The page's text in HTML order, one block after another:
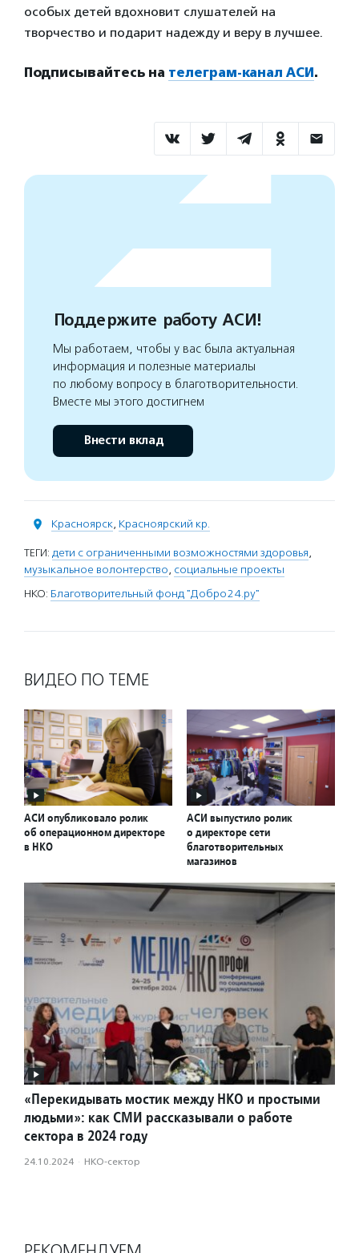
особых детей вдохновит слушателей на
творчество и подарит надежду и веру в лучшее.
Подписывайтесь на телеграм-канал АСИ.
Поддержите работу АСИ!
Мы работаем, чтобы у вас была актуальная
информация и полезные материалы
по любому вопросу в благотворительности.
Вместе мы этого достигнем
Внести вклад
Красноярск, Красноярский кр.
ТЕГИ: дети с ограниченными возможностями здоровья,
музыкальное волонтерство, социальные проекты
НКО: Благотворительный фонд "Добро24.ру"
ВИДЕО ПО ТЕМЕ
АСИ опубликовало ролик
об операционном директоре
в НКО
АСИ выпустило ролик
о директоре сети
благотворительных
магазинов
«Перекидывать мостик между НКО и простыми
людьми»: как СМИ рассказывали о работе
сектора в 2024 году
24.10.2024 · НКО-сектор